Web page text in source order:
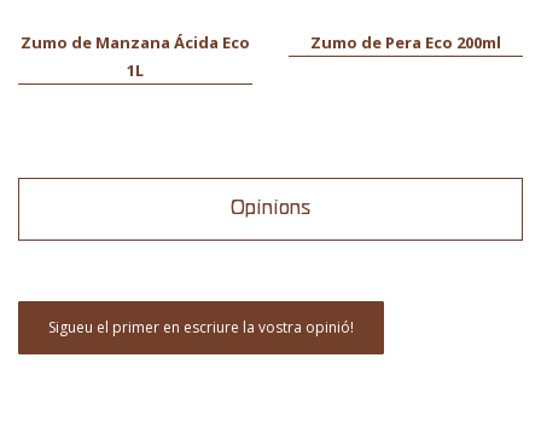
Zumo de Manzana Ácida Eco
1L
Zumo de Pera Eco 200ml
Opinions
Sigueu el primer en escriure la vostra opinió!